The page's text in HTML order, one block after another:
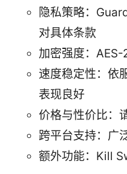
隐私策略：
对具体条款
加密强度：
速度稳定性：依
表现良好
价格与性价比：
跨平台支持：广
额外功能：Kill